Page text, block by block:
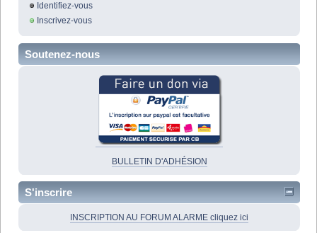
Identifiez-vous
Inscrivez-vous
Soutenez-nous
BULLETIN D'ADHÉSION
S'inscrire
INSCRIPTION AU FORUM ALARME cliquez ici